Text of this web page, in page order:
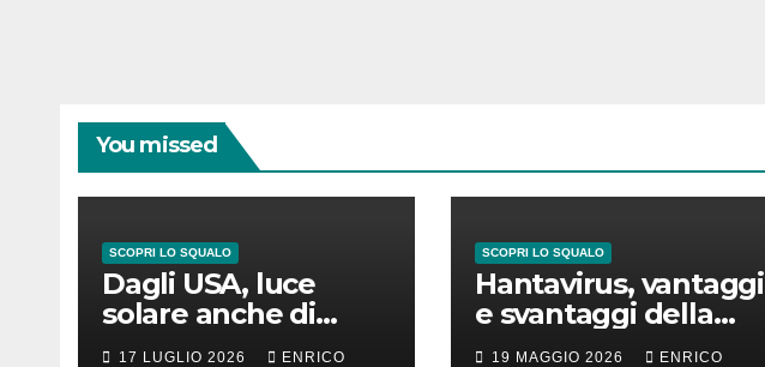
You missed
SCOPRI LO SQUALO
Dagli USA, luce
solare anche di
notte
17 LUGLIO 2026 ENRICO
SCOPRI LO SQUALO
Hantavirus, vantaggi
e svantaggi della
lunga incubazione
19 MAGGIO 2026 ENRICO